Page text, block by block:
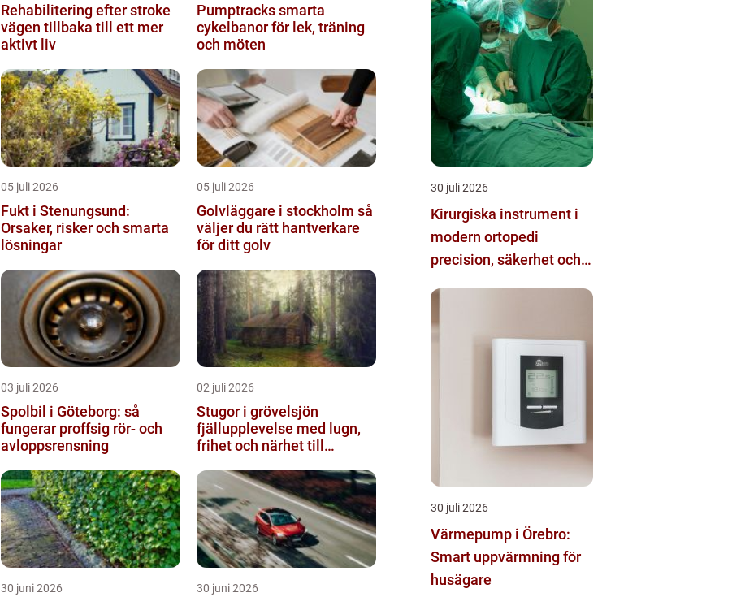
Rehabilitering efter stroke
vägen tillbaka till ett mer
aktivt liv
Pumptracks smarta
cykelbanor för lek, träning
och möten
05 juli 2026
Fukt i Stenungsund:
Orsaker, risker och smarta
lösningar
05 juli 2026
Golvläggare i stockholm så
väljer du rätt hantverkare
för ditt golv
03 juli 2026
Spolbil i Göteborg: så
fungerar proffsig rör- och
avloppsrensning
02 juli 2026
Stugor i grövelsjön
fjällupplevelse med lugn,
frihet och närhet till
30 juni 2026 30 juni 2026
30 juli 2026
Kirurgiska instrument i
modern ortopedi
precision, säkerhet och
30 juli 2026
Värmepump i Örebro:
Smart uppvärmning för
husägare